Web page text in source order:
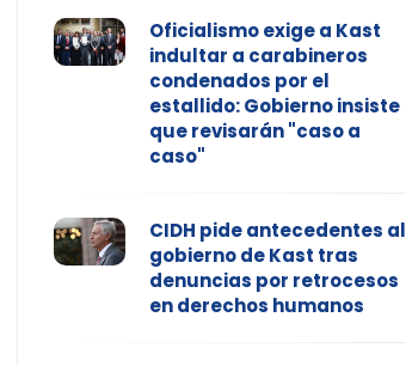
Oficialismo exige a Kast
indultar a carabineros
condenados por el
estallido: Gobierno insiste
que revisarán "caso a
caso"
CIDH pide antecedentes al
gobierno de Kast tras
denuncias por retrocesos
en derechos humanos